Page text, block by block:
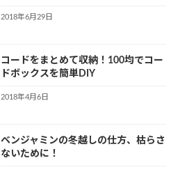
2018年6月29日
コードをまとめて収納！100均でコー
ドボックスを簡単DIY
2018年4月6日
ベンジャミンの冬越しの仕方、枯らさ
ないために！